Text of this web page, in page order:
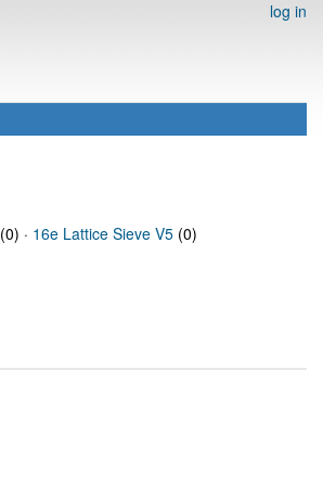
log in
(0) · 16e Lattice Sieve V5 (0)